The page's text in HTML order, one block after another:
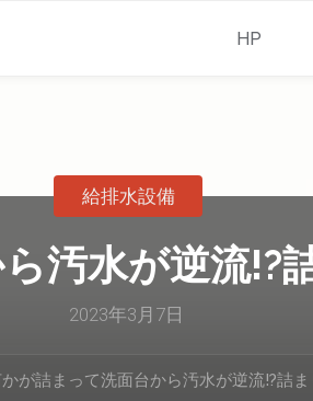
HP
汚水が逆流!?
2023年3月7日
給排水設備
が詰まって洗面台から汚水が逆流!?詰